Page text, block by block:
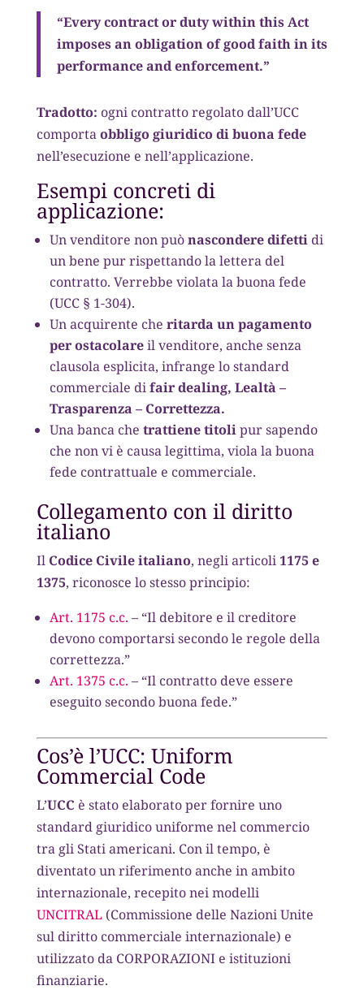
“Every contract or duty within this Act
imposes an obligation of good faith in its
performance and enforcement.”
Tradotto: ogni contratto regolato dall’UCC
comportaobbligo giuridico di buona fede
nell’esecuzione e nell’applicazione.
Esempi concreti di
applicazione:
Un venditore non puònascondere difettidi
un bene pur rispettando la lettera del
contratto. Verrebbe violata la buona fede
(UCC § 1-304).
Un acquirente che ritarda un pagamento
per ostacolareil venditore, anche senza
clausola esplicita, infrange lo standard
commerciale difair dealing, Lealtà –
Trasparenza – Correttezza.
Una banca che trattiene titolipur sapendo
che non vi è causa legittima, viola la buona
fede contrattuale e commerciale.
Collegamento con il diritto
italiano
Il Codice Civile italiano, negli articoli1175 e
1375, riconosce lo stesso principio:
Art. 1175 c.c. – “Il debitore e il creditore
devono comportarsi secondo le regole della
correttezza.”
Art. 1375 c.c. – “Il contratto deve essere
eseguito secondo buona fede.”
Cos’è l’UCC: Uniform
Commercial Code
L’UCC è stato elaborato per fornire uno
standard giuridico uniforme nel commercio
tra gli Stati americani. Con il tempo, è
diventato un riferimento anche in ambito
internazionale, recepito nei modelli
UNCITRAL(Commissione delle Nazioni Unite
sul diritto commerciale internazionale) e
utilizzato da CORPORAZIONI e istituzioni
finanziarie.